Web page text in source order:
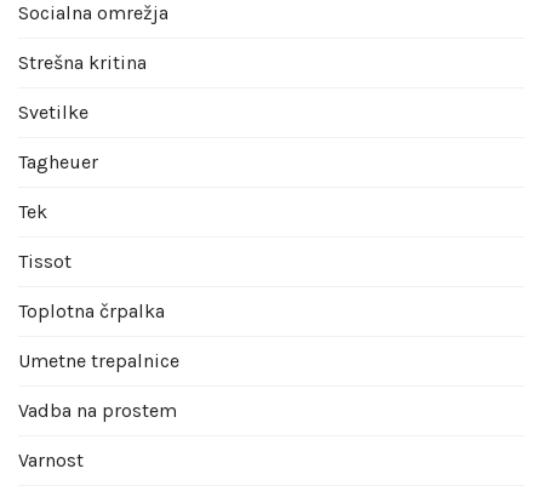
Socialna omrežja
Strešna kritina
Svetilke
Tagheuer
Tek
Tissot
Toplotna črpalka
Umetne trepalnice
Vadba na prostem
Varnost